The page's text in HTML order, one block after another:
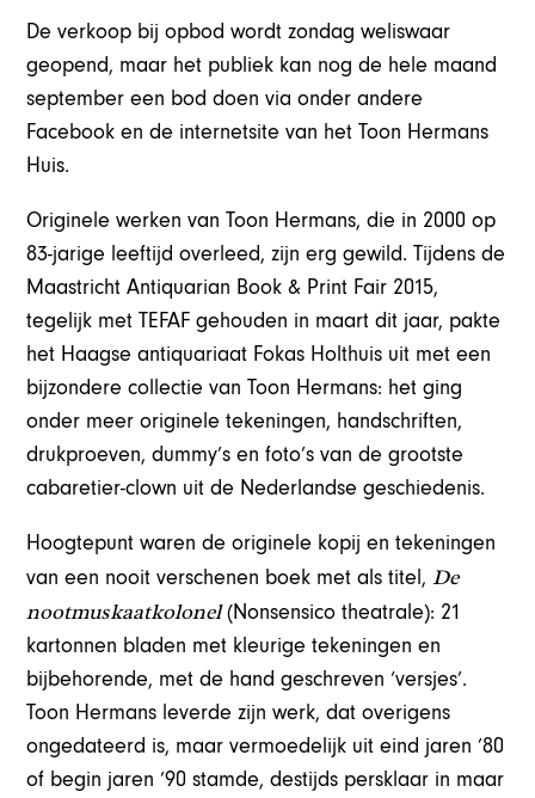
De verkoop bij opbod wordt zondag weliswaar
geopend, maar het publiek kan nog de hele maand
september een bod doen via onder andere
Facebook en de internetsite van het Toon Hermans
Huis.
Originele werken van Toon Hermans, die in 2000 op
83-jarige leeftijd overleed, zijn erg gewild. Tijdens de
Maastricht Antiquarian Book & Print Fair 2015,
tegelijk met TEFAF gehouden in maart dit jaar, pakte
het Haagse antiquariaat Fokas Holthuis uit met een
bijzondere collectie van Toon Hermans: het ging
onder meer originele tekeningen, handschriften,
drukproeven, dummy’s en foto’s van de grootste
cabaretier-clown uit de Nederlandse geschiedenis.
Hoogtepunt waren de originele kopij en tekeningen
van een nooit verschenen boek met als titel,De
nootmuskaatkolonel(Nonsensico theatrale): 21
kartonnen bladen met kleurige tekeningen en
bijbehorende, met de hand geschreven ‘versjes’.
Toon Hermans leverde zijn werk, dat overigens
ongedateerd is, maar vermoedelijk uit eind jaren ’80
of begin jaren ’90 stamde, destijds persklaar in maar